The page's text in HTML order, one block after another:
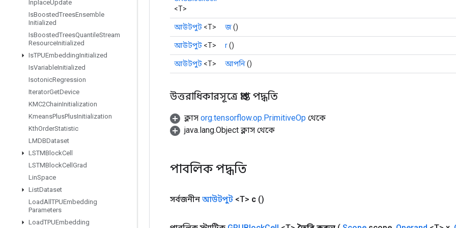
InplaceUpdate
IsBoostedTreesEnsemble
Initialized
IsBoostedTreesQuantileStream
ResourceInitialized
IsTPUEmbeddingInitialized
IsVariableInitialized
IsotonicRegression
IteratorGetDevice
KMC2ChainInitialization
KmeansPlusPlusInitialization
KthOrderStatistic
LMDBDataset
LSTMBlockCell
LSTMBlockCell Grad
LinSpace
ListDataset
LoadAll TPUEmbedding
Parameters
LoadTPUEmbedding
<T>
আউটপুট <T> জ()
আউটপুট <T> r()
আউটপুট <T> আপনি()
উত্তরাধিকারসূত্রে প্রাপ্ত পদ্ধতি
ক্লাস org.tensorflow.op.PrimitiveOp থেকে
java.lang.Object ক্লাস থেকে
পাবলিক পদ্ধতি
সর্বজনীন আউটপুট <T> c ()